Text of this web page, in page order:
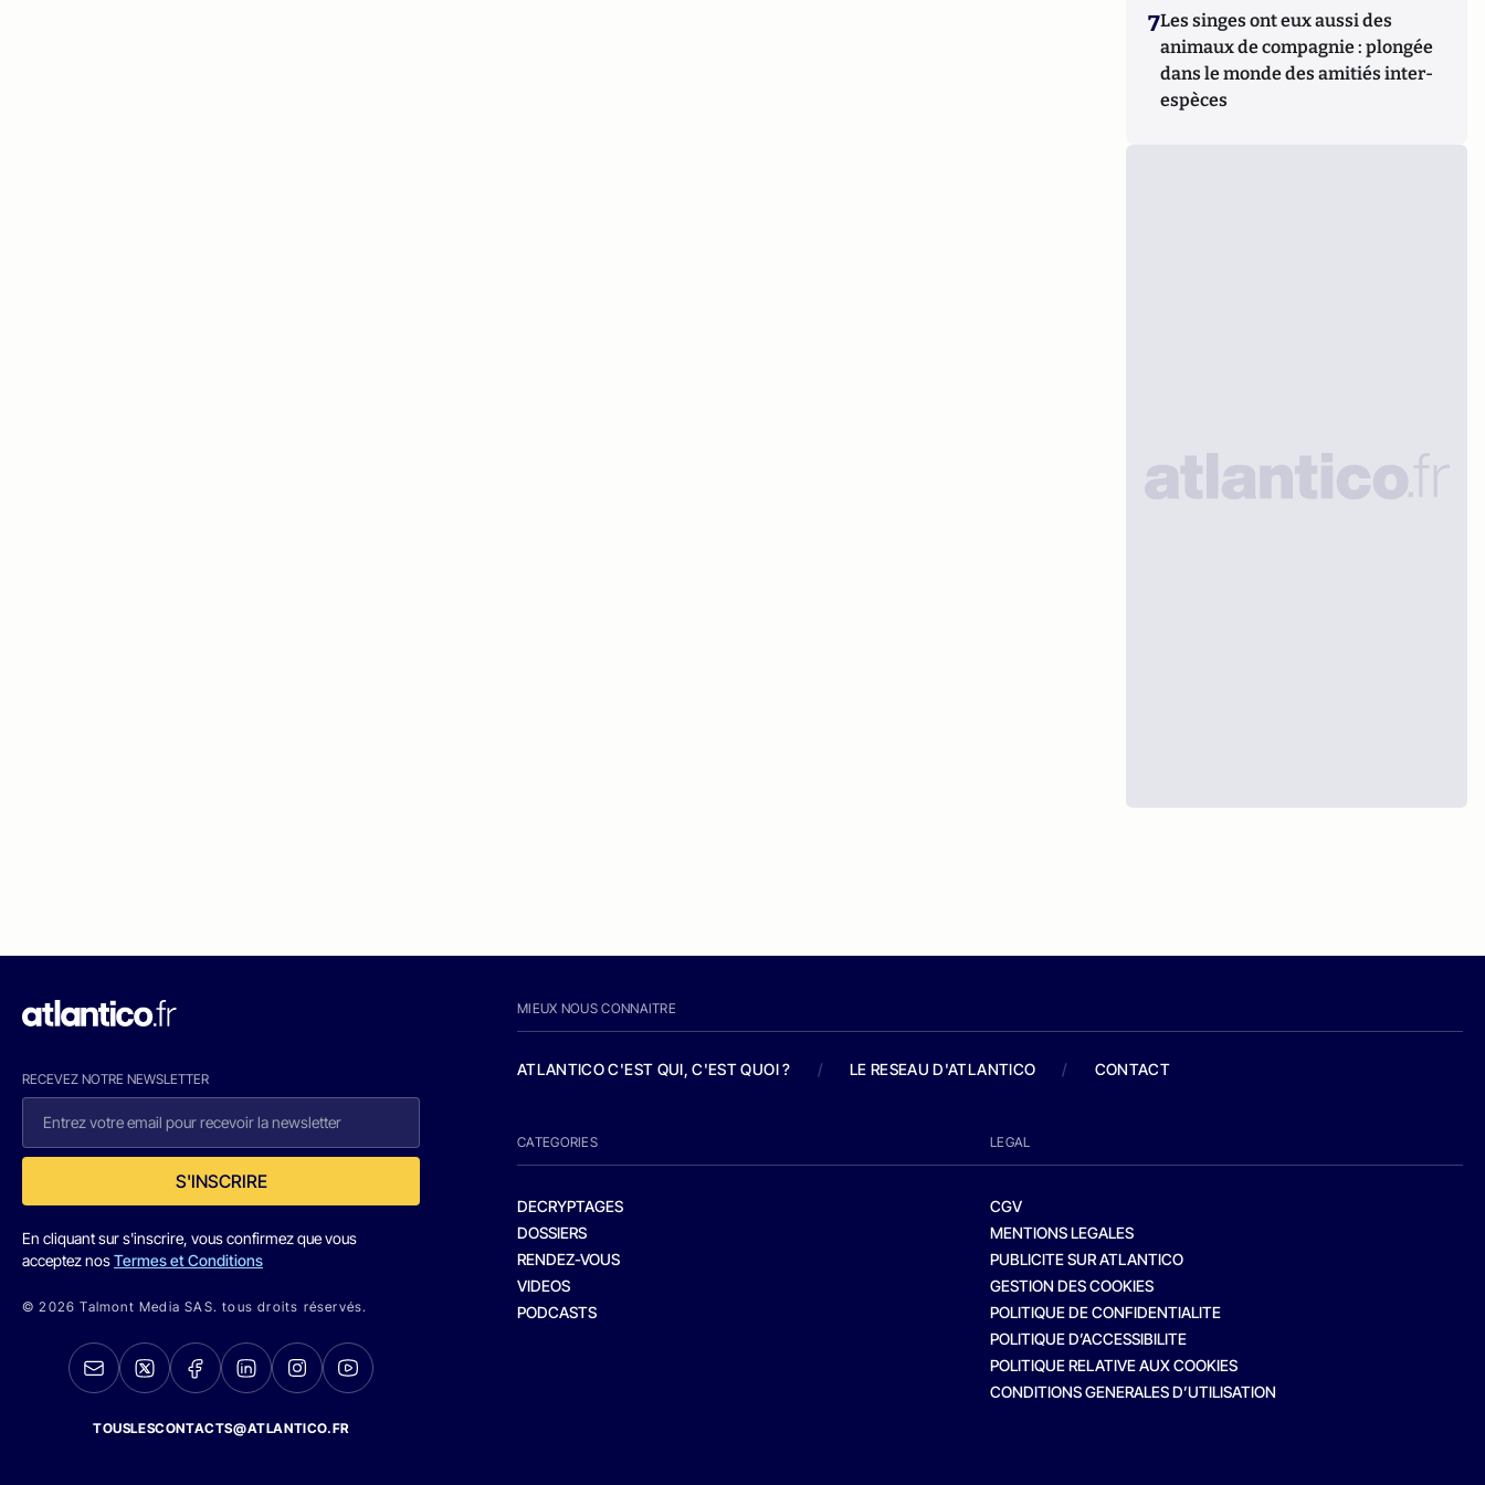
7Les singes ont eux aussi des
animaux de compagnie : plongée
dans le monde des amitiés inter-
espèces
RECEVEZ NOTRE NEWSLETTER
S'INSCRIRE
En cliquant sur s'inscrire, vous confirmez que vous
acceptez nosTermes et Conditions
© 2026 Talmont Media SAS. tous droits réservés.
TOUSLESCONTACTS@ATLANTICO.FR
MIEUX NOUS CONNAITRE
ATLANTICO C'EST QUI, C'EST QUOI ? / LE RESEAU D'ATLANTICO / CONTACT
CATEGORIES
DECRYPTAGES
DOSSIERS
RENDEZ-VOUS
VIDEOS
PODCASTS
LEGAL
CGV
MENTIONS LEGALES
PUBLICITE SUR ATLANTICO
GESTION DES COOKIES
POLITIQUE DE CONFIDENTIALITE
POLITIQUE D’ACCESSIBILITE
POLITIQUE RELATIVE AUX COOKIES
CONDITIONS GENERALES D’UTILISATION